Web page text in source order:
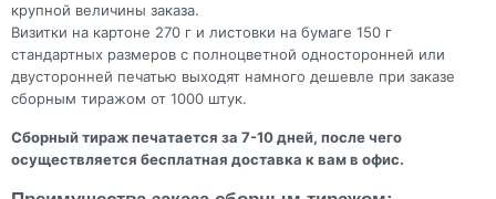
крупной величины заказа.
Визитки на картоне 270 г и листовки на бумаге 150 г
стандартных размеров с полноцветной односторонней или
двусторонней печатью выходят намного дешевле при заказе
сборным тиражом от 1000 штук.
Сборный тираж печатается за 7-10 дней, после чего
осуществляется бесплатная доставка к вам в офис.